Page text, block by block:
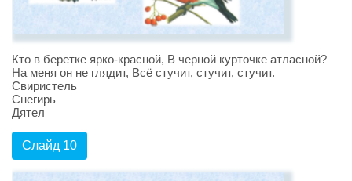
Кто в беретке ярко-красной, В черной курточке атласной?
На меня он не глядит, Всё стучит, стучит, стучит.
Свиристель
Снегирь
Дятел
Слайд 10